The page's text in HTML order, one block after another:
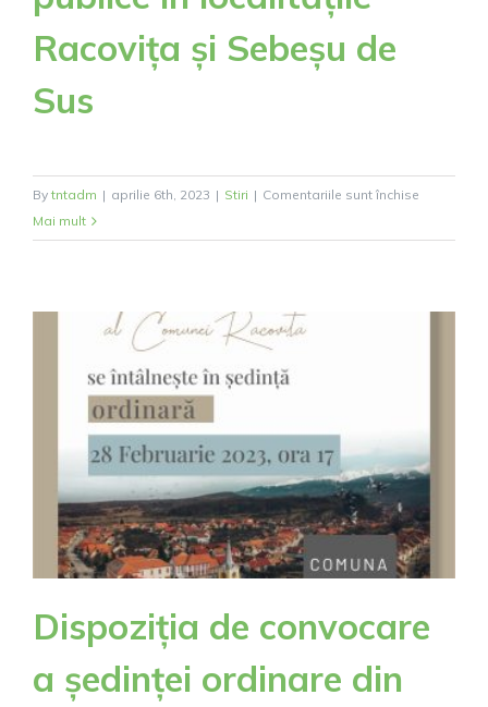
Racovița și Sebeșu de
Sus
By tntadm | aprilie 6th, 2023 | Stiri | Comentariile sunt închise
drumuri
Sus
Mai mult
Dispoziția de convocare
a ședinței ordinare din